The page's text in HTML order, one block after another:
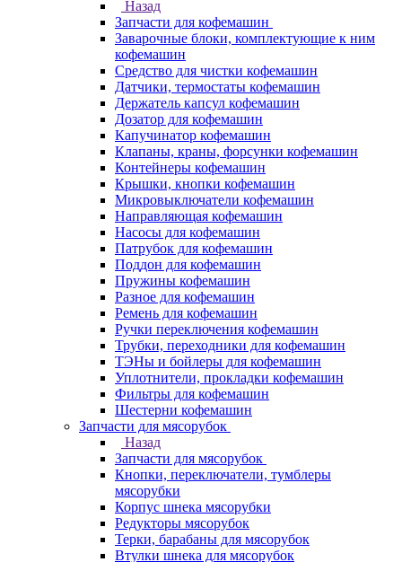
Назад
Запчасти для кофемашин
Заварочные блоки, комплектующие к ним
кофемашин
Средство для чистки кофемашин
Датчики, термостаты кофемашин
Держатель капсул кофемашин
Дозатор для кофемашин
Капучинатор кофемашин
Клапаны, краны, форсунки кофемашин
Контейнеры кофемашин
Крышки, кнопки кофемашин
Микровыключатели кофемашин
Направляющая кофемашин
Насосы для кофемашин
Патрубок для кофемашин
Поддон для кофемашин
Пружины кофемашин
Разное для кофемашин
Ремень для кофемашин
Ручки переключения кофемашин
Трубки, переходники для кофемашин
ТЭНы и бойлеры для кофемашин
Уплотнители, прокладки кофемашин
Фильтры для кофемашин
Шестерни кофемашин
Запчасти для мясорубок
Назад
Запчасти для мясорубок
Кнопки, переключатели, тумблеры
мясорубки
Корпус шнека мясорубки
Редукторы мясорубок
Терки, барабаны для мясорубок
Втулки шнека для мясорубок